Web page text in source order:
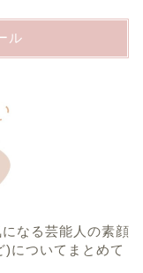
ル
なる芸能人の素顔
についてまとめて
フィール
営者情報